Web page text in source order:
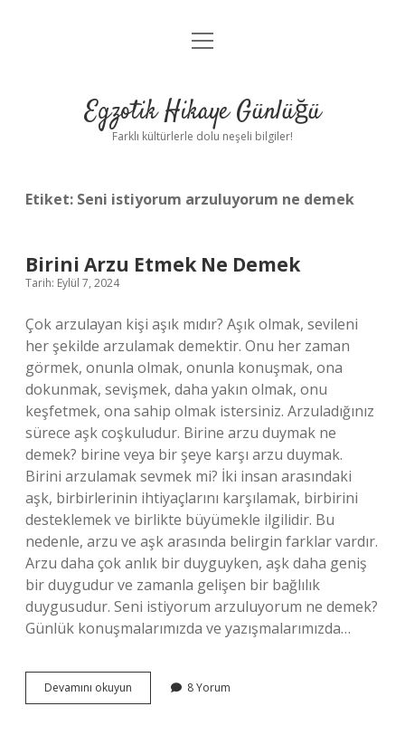
Anasayfa
Yasal Uyarı
menüyü
Egzotik Hikaye Günlüğü
Farklı kültürlerle dolu neşeli bilgiler!
Etiket: Seni istiyorum arzuluyorum ne demek
Birini Arzu Etmek Ne Demek
Tarih: Eylül 7, 2024
Çok arzulayan kişi aşık mıdır? Aşık olmak, sevileni
her şekilde arzulamak demektir. Onu her zaman
görmek, onunla olmak, onunla konuşmak, ona
dokunmak, sevişmek, daha yakın olmak, onu
keşfetmek, ona sahip olmak istersiniz. Arzuladığınız
sürece aşk coşkuludur. Birine arzu duymak ne
demek? birine veya bir şeye karşı arzu duymak.
Birini arzulamak sevmek mi? İki insan arasındaki
aşk, birbirlerinin ihtiyaçlarını karşılamak, birbirini
desteklemek ve birlikte büyümekle ilgilidir. Bu
nedenle, arzu ve aşk arasında belirgin farklar vardır.
Arzu daha çok anlık bir duyguyken, aşk daha geniş
bir duygudur ve zamanla gelişen bir bağlılık
duygusudur. Seni istiyorum arzuluyorum ne demek?
Günlük konuşmalarımızda ve yazışmalarımızda…
Devamını okuyun
Arzu
8 Yorum